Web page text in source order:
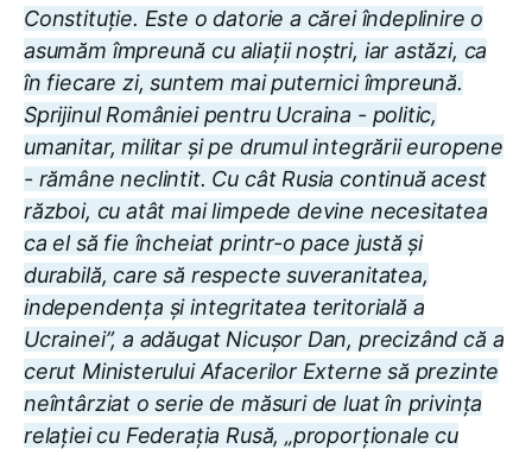
Constituție. Este o datorie a cărei îndeplinire o
asumăm împreună cu aliații noștri, iar astăzi, ca
în fiecare zi, suntem mai puternici împreună.
Sprijinul României pentru Ucraina - politic,
umanitar, militar și pe drumul integrării europene
- rămâne neclintit. Cu cât Rusia continuă acest
război, cu atât mai limpede devine necesitatea
ca el să fie încheiat printr-o pace justă și
durabilă, care să respecte suveranitatea,
independența și integritatea teritorială a
Ucrainei”, a adăugat Nicușor Dan, precizând că a
cerut Ministerului Afacerilor Externe să prezinte
neîntârziat o serie de măsuri de luat în privința
relației cu Federația Rusă, „proporționale cu